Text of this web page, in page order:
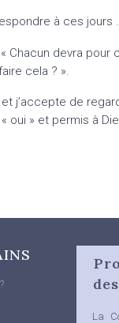
à ces jours
Chacun devra pour
cela ? ».
j’accepte de
» et permis à
La